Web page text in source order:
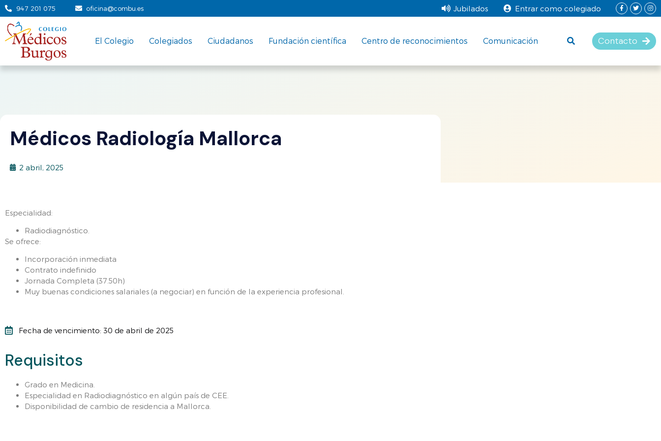
947 201 075 oficina@combu.es Jubilados Entrar como colegiado
El Colegio Colegiados Ciudadanos Fundación científica Centro de reconocimientos Comunicación Contacto
Médicos Radiología Mallorca
2 abril, 2025
Especialidad:
Radiodiagnóstico.
Se ofrece:
Incorporación inmediata
Contrato indefinido
Jornada Completa (37.50h)
Muy buenas condiciones salariales (a negociar) en función de la experiencia profesional.
Fecha de vencimiento: 30 de abril de 2025
Requisitos
Grado en Medicina.
Especialidad en Radiodiagnóstico en algún país de CEE.
Disponibilidad de cambio de residencia a Mallorca.